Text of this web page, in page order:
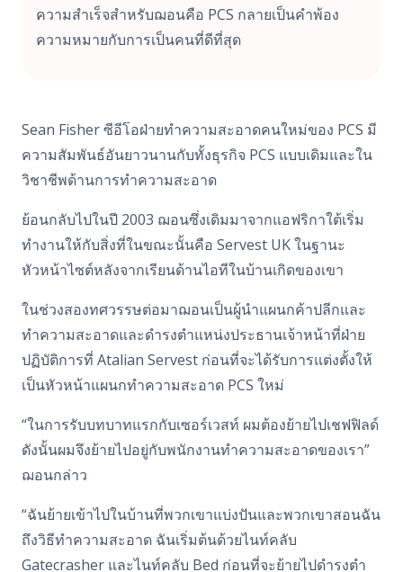
ความสําเร็จสําหรับฌอนคือ PCS กลายเป็นคําพ้อง
ความหมายกับการเป็นคนที่ดีที่สุด
Sean Fisher ซีอีโอฝ่ายทำความสะอาดคนใหม่ของ PCS มี
ความสัมพันธ์อันยาวนานกับทั้งธุรกิจ PCS แบบเดิมและใน
วิชาชีพด้านการทำความสะอาด
ย้อนกลับไปในปี 2003 ฌอนซึ่งเดิมมาจากแอฟริกาใต้เริ่ม
ทํางานให้กับสิ่งที่ในขณะนั้นคือ Servest UK ในฐานะ
หัวหน้าไซต์หลังจากเรียนด้านไอทีในบ้านเกิดของเขา
ในช่วงสองทศวรรษต่อมาฌอนเป็นผู้นําแผนกค้าปลีกและ
ทําความสะอาดและดํารงตําแหน่งประธานเจ้าหน้าที่ฝ่าย
ปฏิบัติการที่ Atalian Servest ก่อนที่จะได้รับการแต่งตั้งให้
เป็นหัวหน้าแผนกทําความสะอาด PCS ใหม่
“ในการรับบทบาทแรกกับเซอร์เวสท์ ผมต้องย้ายไปเชฟฟิลด์
ดังนั้นผมจึงย้ายไปอยู่กับพนักงานทําความสะอาดของเรา”
ฌอนกล่าว
“ฉันย้ายเข้าไปในบ้านที่พวกเขาแบ่งปันและพวกเขาสอนฉัน
ถึงวิธีทําความสะอาด ฉันเริ่มต้นด้วยไนท์คลับ
Gatecrasher และไนท์คลับ Bed ก่อนที่จะย้ายไปดํารงตํา